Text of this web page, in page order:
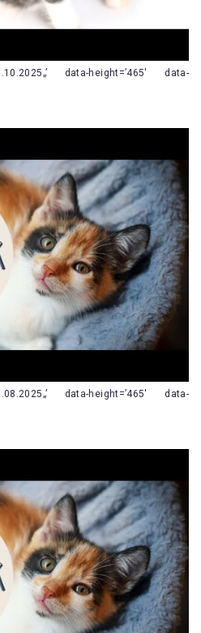
data-height=’465′ data-
data-height=’465′ data-